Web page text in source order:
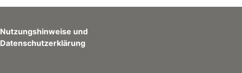
Nutzungshinweise und
Datenschutzerklärung